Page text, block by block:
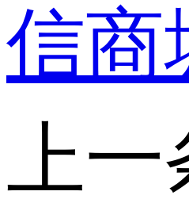
信商
上一